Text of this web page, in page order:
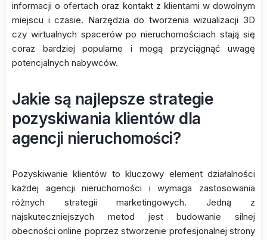
informacji o ofertach oraz kontakt z klientami w dowolnym
miejscu i czasie. Narzędzia do tworzenia wizualizacji 3D
czy wirtualnych spacerów po nieruchomościach stają się
coraz bardziej popularne i mogą przyciągnąć uwagę
potencjalnych nabywców.
Jakie są najlepsze strategie
pozyskiwania klientów dla
agencji nieruchomości?
Pozyskiwanie klientów to kluczowy element działalności
każdej agencji nieruchomości i wymaga zastosowania
różnych strategii marketingowych. Jedną z
najskuteczniejszych metod jest budowanie silnej
obecności online poprzez stworzenie profesjonalnej strony